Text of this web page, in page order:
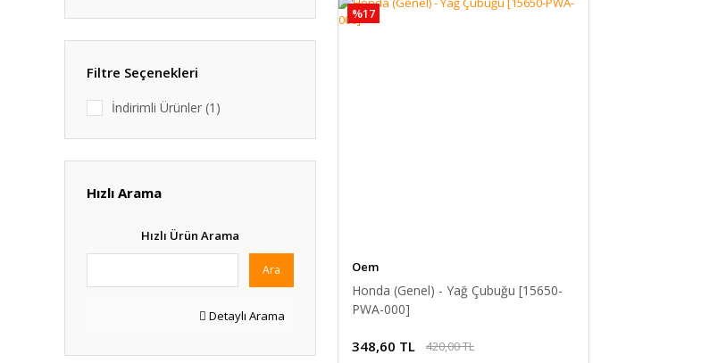
Filtre Seçenekleri
İndirimli Ürünler (1)
Hızlı Arama
Hızlı Ürün Arama
Ara
Detaylı Arama
%17
Oem
Honda (Genel) - Yağ Çubuğu [15650-
PWA-000]
348,60 TL 420,00 TL